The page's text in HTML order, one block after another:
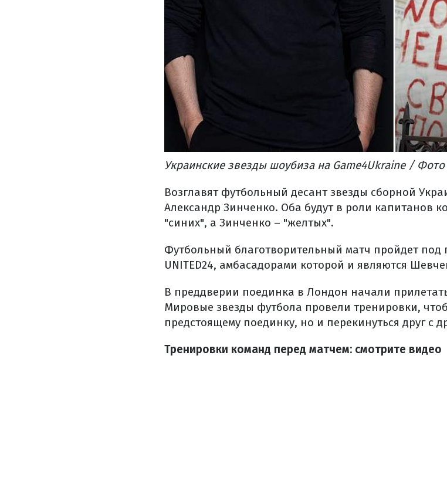
Украинские звезды шоубиза на Game4Ukraine / Фото
Возглавят футбольный десант звезды сборной
Александр Зинченко. Оба будут в роли капитанов
"синих", а Зинченко – "желтых".
Футбольный благотворительный матч пройдет
UNITED24, амбасадорами которой и являются
В преддверии поединка в Лондон начали
Мировые звезды футбола провели тренировки,
предстоящему поединку, но и перекинуться друг с
Тренировки команд перед матчем: смотрите видео